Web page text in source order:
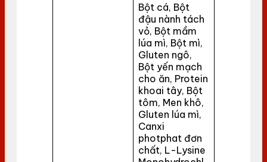
Bột cá, Bột
đậu nành tách
vỏ, Bột mầm
lúa mì, Bột mì,
Gluten ngô,
Bột yến mạch
cho ăn, Protein
khoai tây, Bột
tôm, Men khô,
Gluten lúa mì,
Canxi
photphat đơn
chất, L-Lysine